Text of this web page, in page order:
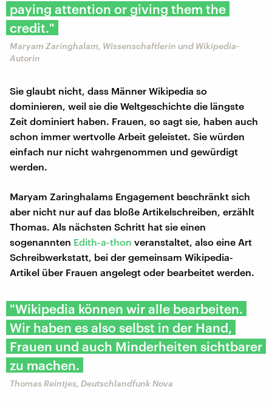
paying attention or giving them the
credit."
Maryam Zaringhalam, Wissenschaftlerin und Wikipedia-
Autorin
Sie glaubt nicht, dass Männer Wikipedia so
dominieren, weil sie die Weltgeschichte die längste
Zeit dominiert haben. Frauen, so sagt sie, haben auch
schon immer wertvolle Arbeit geleistet. Sie würden
einfach nur nicht wahrgenommen und gewürdigt
werden.
Maryam Zaringhalams Engagement beschränkt sich
aber nicht nur auf das bloße Artikelschreiben, erzählt
Thomas. Als nächsten Schritt hat sie einen
sogenannten Edith-a-thon veranstaltet, also eine Art
Schreibwerkstatt, bei der gemeinsam Wikipedia-
Artikel über Frauen angelegt oder bearbeitet werden.
"Wikipedia können wir alle bearbeiten.
Wir haben es also selbst in der Hand,
Frauen und auch Minderheiten sichtbarer
zu machen.
Thomas Reintjes, Deutschlandfunk Nova